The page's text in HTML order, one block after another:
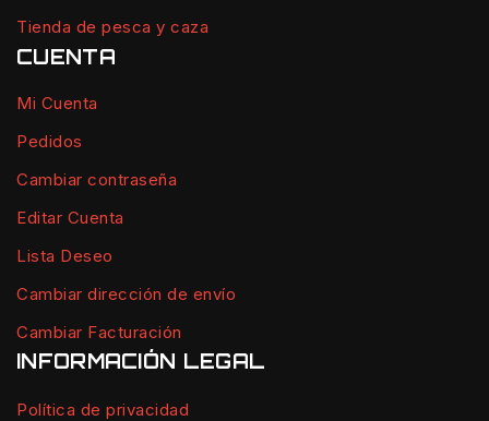
Tienda de pesca y caza
CUENTA
Mi Cuenta
Pedidos
Cambiar contraseña
Editar Cuenta
Lista Deseo
Cambiar dirección de envío
Cambiar Facturación
INFORMACIÓN LEGAL
Política de privacidad